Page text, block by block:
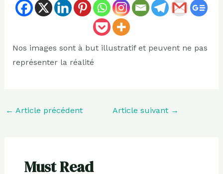
Nos images sont à but illustratif et peuvent ne pas
représenter la réalité
← Article précédent Article suivant →
Must Read